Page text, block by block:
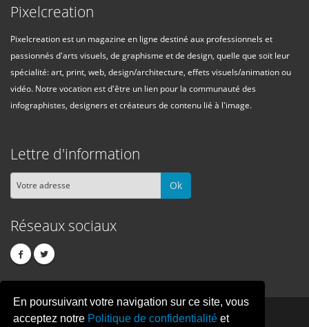
En poursuivant votre navigation sur ce site, vous
acceptez notre Politique de confidentialité et
Pixelcreation
Pixelcreation est un magazine en ligne destiné aux professionnels et
passionnés d'arts visuels, de graphisme et de design, quelle que soit leur
spécialité: art, print, web, design/architecture, effets visuels/animation ou
vidéo. Notre vocation est d'être un lien pour la communauté des
infographistes, designers et créateurs de contenu lié à l'image.
Lettre d'information
Ok
Réseaux sociaux
PIXELCREATION